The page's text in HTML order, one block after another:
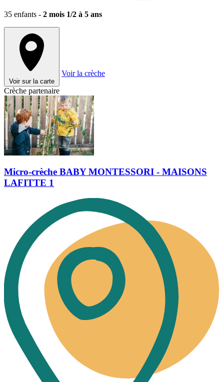
35 enfants - 2 mois 1/2 à 5 ans
Voir sur la carte
Voir la crèche
Crèche partenaire
Micro-crèche BABY MONTESSORI - MAISONS
LAFITTE 1